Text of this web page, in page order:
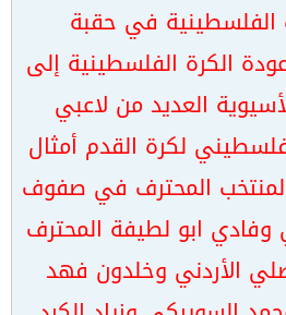
الفلسطينية في حقبة
الكرة الفلسطينية إلى
العديد من لاعبي
لكرة القدم أمثال
المحترف في صفوف
وفادي ابو لطيفة المحترف
الأردني وخلدون فهد